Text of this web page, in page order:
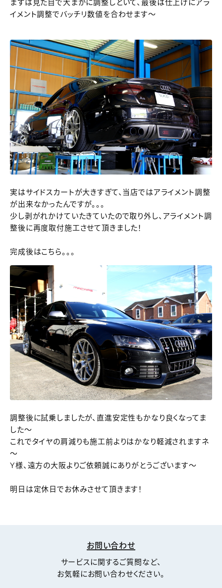
まずは見た目で大まかに調整しといて、最後は仕上げにアラ
イメント調整でバッチリ数値を合わせます～
実はサイドスカートが大きすぎて、当店ではアライメント調整
が出来なかったんですが。。。
少し剥がれかけていたきていたので取り外し、アライメント調
整後に再度取付施工させて頂きました！
完成後はこちら。。。
調整後に試乗しましたが、直進安定性もかなり良くなってま
した～
これでタイヤの肩減りも施工前よりはかなり軽減されますネ
～
Y様、遠方の大阪よりご依頼誠にありがとうございます～
明日は定休日でお休みさせて頂きます！
お問い合わせ
サービスに関するご質問など、
お気軽にお問い合わせください。